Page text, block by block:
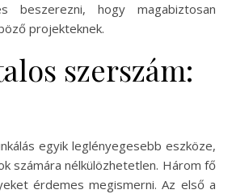
beszerezni, hogy magabiztosan
projekteknek.
szerszám:
egyik leglényegesebb eszköze,
számára nélkülözhetetlen. Három fő
érdemes megismerni. Az első a